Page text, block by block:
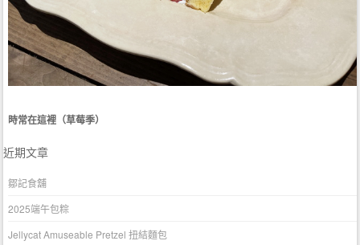
時常在這裡（草莓季）
近期文章
鄒記食舖
2025端午包粽
Jellycat Amuseable Pretzel 扭結麵包